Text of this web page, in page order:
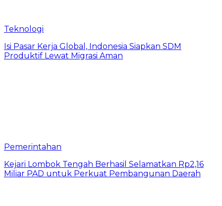
Teknologi
​Isi Pasar Kerja Global, Indonesia Siapkan SDM
Produktif Lewat Migrasi Aman
Pemerintahan
Kejari Lombok Tengah Berhasil Selamatkan Rp2,16
Miliar PAD untuk Perkuat Pembangunan Daerah